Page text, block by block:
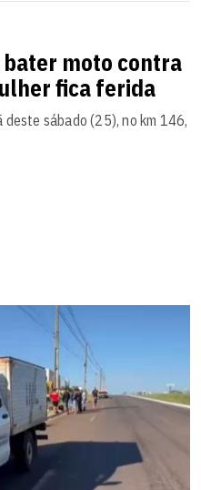
moto contra
fica ferida
sábado (25), no km 146,